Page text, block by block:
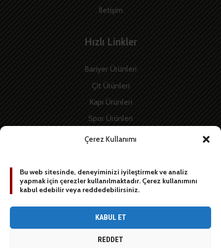
Çerez Kullanımı
Bu web sitesinde, deneyiminizi iyileştirmek ve analiz
yapmak için çerezler kullanılmaktadır. Çerez kullanımını
kabul edebilir veya reddedebilirsiniz.
KABUL ET
REDDET
İletişim
Hızlı Linkler
Bariyer Ürünleri
Çit Ürünleri
Kapı Ürünleri
Spor Ürünleri
İnşaat Ürünleri
BİZE YAZIN
[contact-form-7 id=”1887″ title=”Sidebar contact form”]